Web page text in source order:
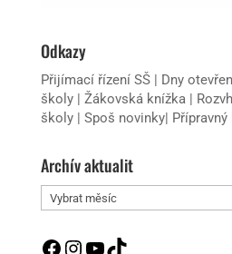
Odkazy
Přijímací řízení SŠ| Dny
školy| Žákovská knížka|
školy
Spoš novinky| Přípravný
Archív aktualit
Archív
aktualit
Facebook
Instagram
YouTube
TikTok